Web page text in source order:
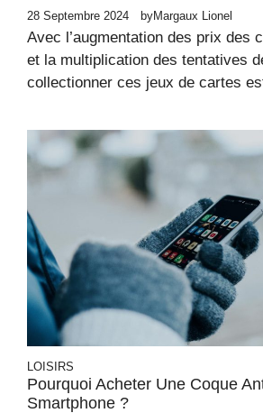
28 Septembre 2024 byMargaux Lionel
Avec l’augmentation des prix des
et la multiplication des tentatives
collectionner ces jeux de cartes
LOISIRS
Pourquoi Acheter Une Coque
Smartphone ?